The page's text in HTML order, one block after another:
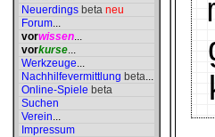
Neuerdings beta neu
Forum...
vorwissen...
vorkurse...
Werkzeuge...
Nachhilfevermittlung beta...
Online-Spiele beta
Suchen
Verein...
Impressum